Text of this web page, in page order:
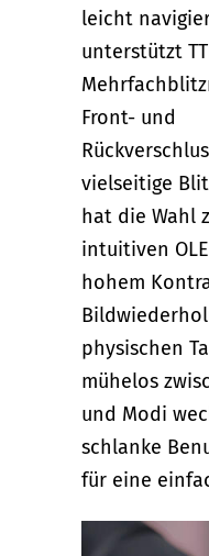
leicht
unterstützt
Front- und
vielseitige
hat die Wahl
intuitiven
hohem
physischen
mühelos
und Modi
schlanke
für eine